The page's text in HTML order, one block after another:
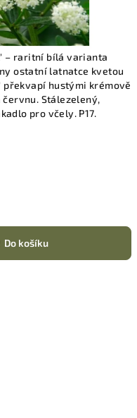
– raritní bílá varianta
ostatní latnatce kvetou
hustými krémově
Stálezelený,
pro včely. P17.
Do košíku